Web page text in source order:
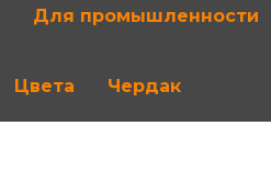
Для промышленности
Цвета Чердак